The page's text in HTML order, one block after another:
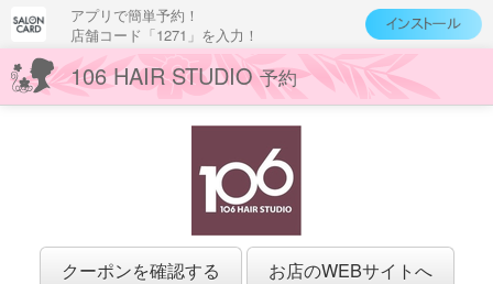
アプリで簡単予約！
店舗コード「1271」を入力！
106 HAIR STUDIO予約
クーポンを確認する お店のWEBサイトへ